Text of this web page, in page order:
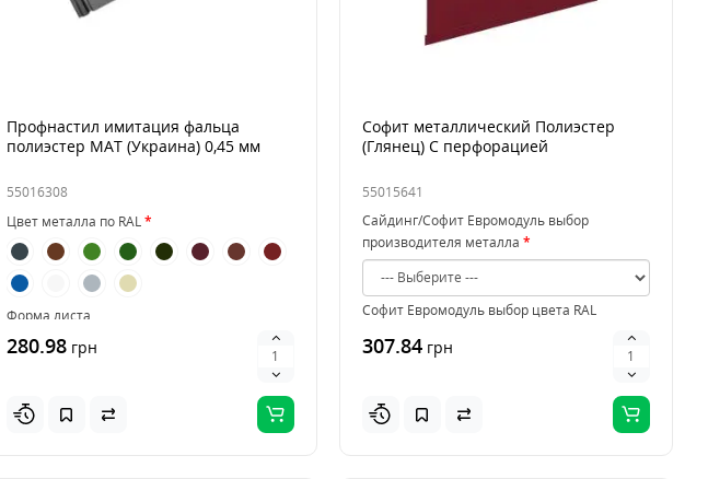
Профнастил имитация фальца
полиэстер MAT (Украина) 0,45 мм
55016308
Цвет металла по RAL
Форма листа
Стандарт
Трапеция
280.98грн
Софит металлический Полиэстер
(Глянец) С перфорацией
55015641
Сайдинг/Софит Евромодуль выбор
производителя металла
Софит Евромодуль выбор цвета RAL
307.84грн